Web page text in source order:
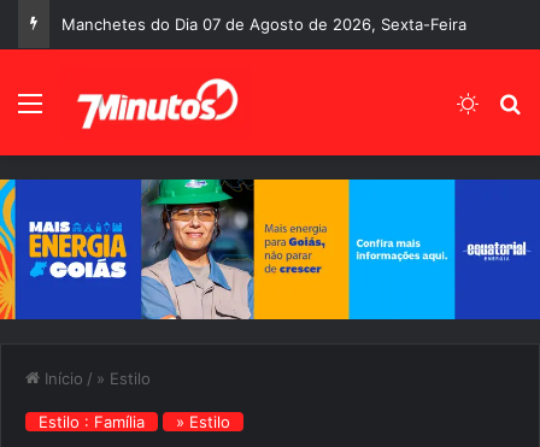
Manchetes do Dia 07 de Agosto de 2026, Sexta-Feira
Menu
Início / » Estilo
Estilo : Família » Estilo